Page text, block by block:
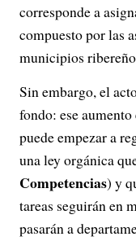
corresponde a
compuesto por las
municipios
Sin embargo, el
fondo: ese
puede empezar a
una ley orgánica
Competencias) y
tareas seguirán en
pasarán a